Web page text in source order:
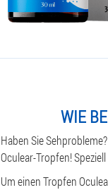
WIE
Haben Sie
Oculear-Tropfen!
Um einen Tropfen